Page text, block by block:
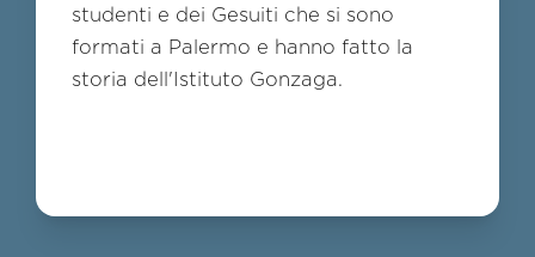
studenti e dei Gesuiti che si sono
formati a Palermo e hanno fatto la
storia dell'Istituto Gonzaga.